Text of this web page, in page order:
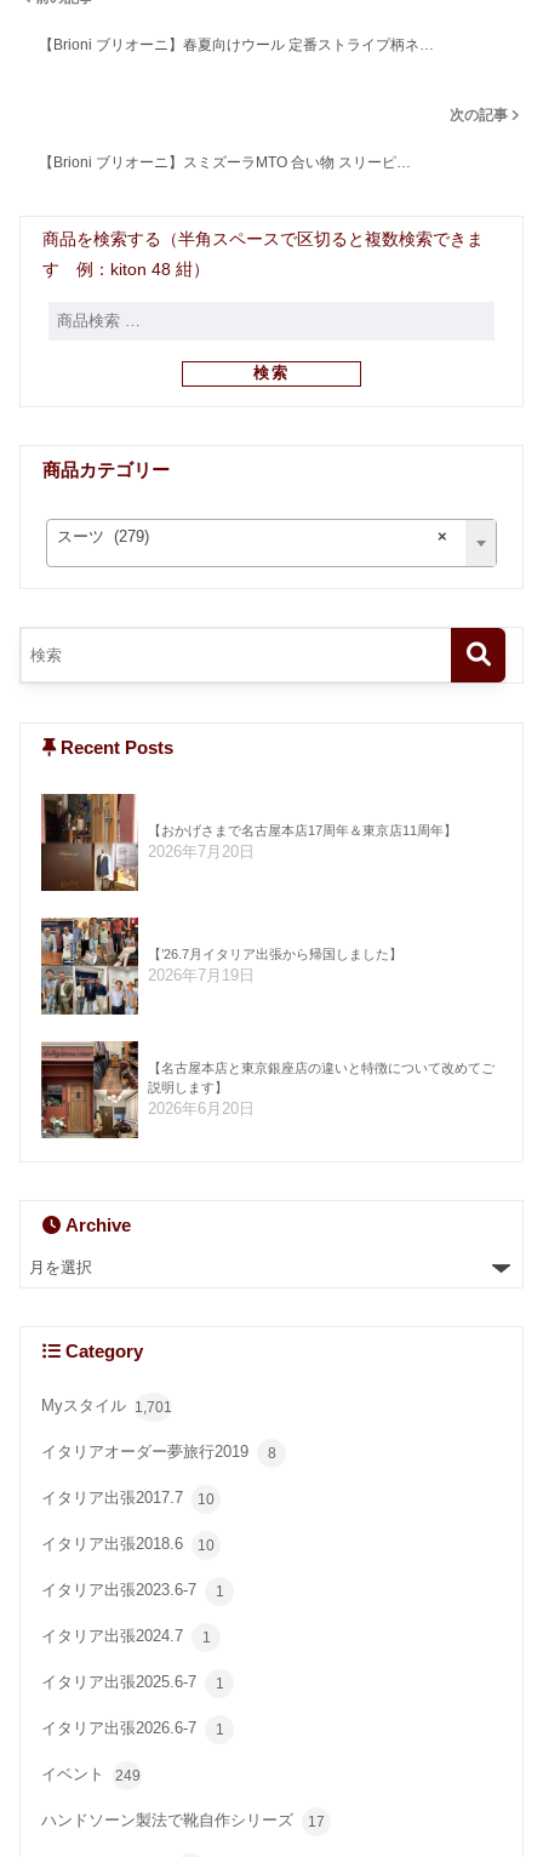
【Brioni ブリオーニ】春夏向けウール 定番ストライプ柄ネ…
次の記事
【Brioni ブリオーニ】スミズーラMTO 合い物 スリーピ…
商品を検索する（半角スペースで区切ると複数検索できま
す 例：kiton 48 紺）
検索
商品カテゴリー
×
スーツ (279)
Recent Posts
【おかげさまで名古屋本店17周年＆東京店11周年】
2026年7月20日
【’26.7月イタリア出張から帰国しました】
2026年7月19日
【名古屋本店と東京銀座店の違いと特徴について改めてご
説明します】
2026年6月20日
Archive
Category
Myスタイル 1,701
イタリアオーダー夢旅行2019 8
イタリア出張2017.7 10
イタリア出張2018.6 10
イタリア出張2023.6-7 1
イタリア出張2024.7 1
イタリア出張2025.6-7 1
イタリア出張2026.6-7 1
イベント 249
ハンドソーン製法で靴自作シリーズ 17